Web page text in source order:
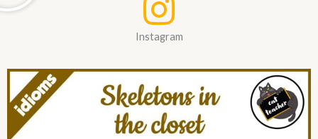
Instagram